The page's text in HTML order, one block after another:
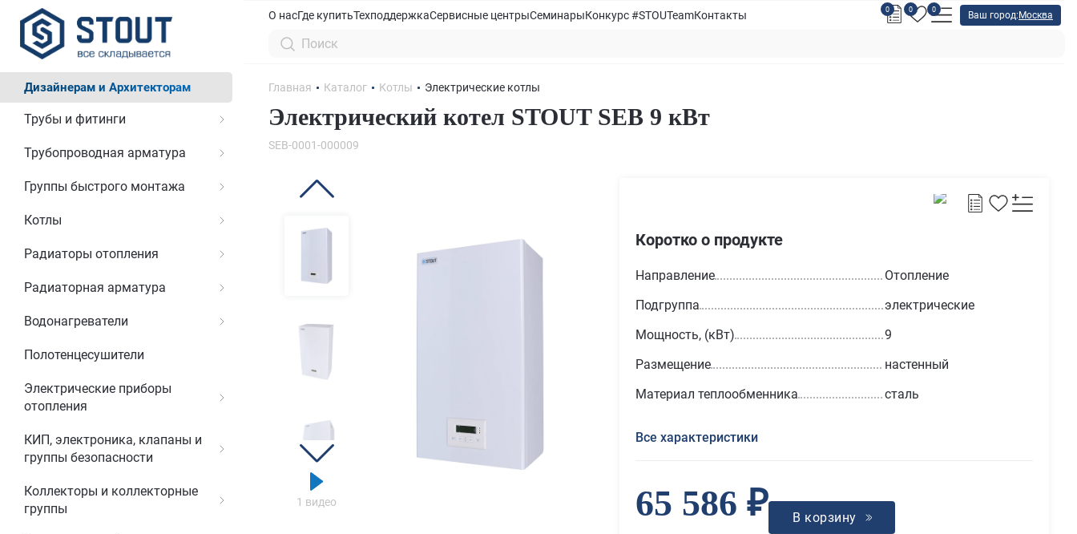
Дизайнерам и Архитекторам
Трубы и фитинги
Трубопроводная арматура
Группы быстрого монтажа
Котлы
Радиаторы отопления
Радиаторная арматура
Водонагреватели
Полотенцесушители
Электрические приборы
отопления
КИП, электроника, клапаны и
группы безопасности
Коллекторы и коллекторные
группы
О насГде купитьТехподдержкаСервисные центрыСеминарыКонкурс #STOUTeamКонтакты 0 0 0
Ваш город: Москва
Главная Каталог Котлы Электрические котлы
Электрический котел STOUT SEB 9 кВт
SEB-0001-000009
1 видео
Коротко о продукте
Направление
Отопление
Подгруппа
электрические
Мощность, (кВт)
9
Размещение
настенный
Материал теплообменника
сталь
Все характеристики
65 586 ₽ В корзину